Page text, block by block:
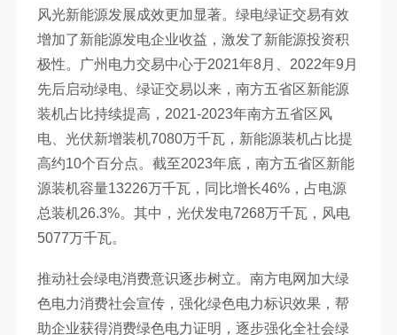
风光新能源发展成效更加显著。绿电绿证交易有效
增加了新能源发电企业收益，激发了新能源投资积
极性。广州电力交易中心于2021年8月、2022年9月
先后启动绿电、绿证交易以来，南方五省区新能源
装机占比持续提高，2021-2023年南方五省区风
电、光伏新增装机7080万千瓦，新能源装机占比提
高约10个百分点。截至2023年底，南方五省区新能
源装机容量13226万千瓦，同比增长46%，占电源
总装机26.3%。其中，光伏发电7268万千瓦，风电
5077万千瓦。
推动社会绿电消费意识逐步树立。南方电网加大绿
色电力消费社会宣传，强化绿色电力标识效果，帮
助企业获得消费绿色电力证明，逐步强化全社会绿